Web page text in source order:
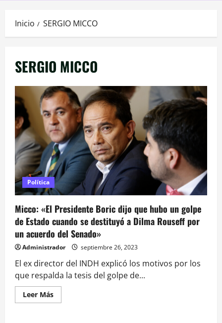
Inicio SERGIO MICCO
SERGIO MICCO
Política
Micco: «El Presidente Boric dijo que hubo un golpe
de Estado cuando se destituyó a Dilma Rouseff por
un acuerdo del Senado»
Administrador septiembre 26, 2023
El ex director del INDH explicó los motivos por los
que respalda la tesis del golpe de...
Leer MásLeer
más